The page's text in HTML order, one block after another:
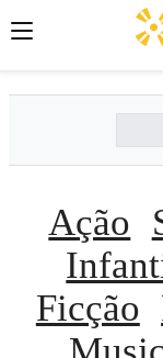
Ação
Ficção